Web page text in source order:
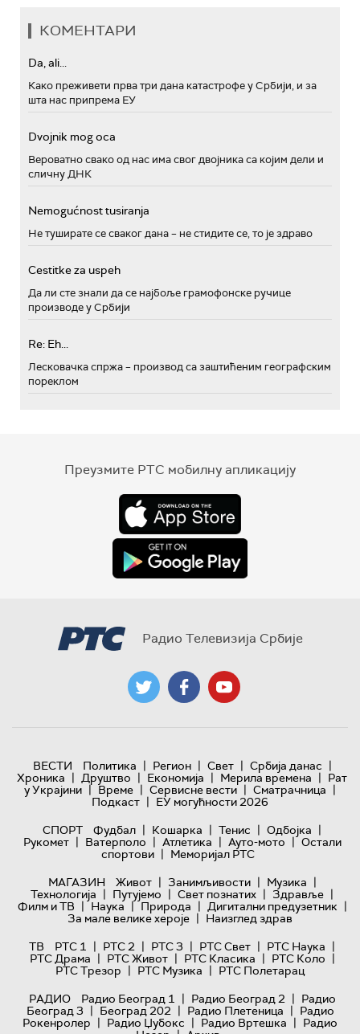
КОМЕНТАРИ
Da, ali...
Како преживети прва три дана катастрофе у Србији, и за
шта нас припрема ЕУ
Dvojnik mog oca
Вероватно свако од нас има свог двојника са којим дели и
сличну ДНК
Nemogućnost tusiranja
Не туширате се сваког дана – не стидите се, то је здраво
Cestitke za uspeh
Да ли сте знали да се најбоље грамофонске ручице
производе у Србији
Re: Eh...
Лесковачка спржа – производ са заштићеним географским
пореклом
Преузмите РТС мобилну апликацију
Радио Телевизија Србије
ВЕСТИ Политика | Регион | Свет | Србија данас |
Хроника | Друштво | Економија | Мерила времена | Рат
у Украјини | Време | Сервисне вести | Сматрачница |
Подкаст | ЕУ могућности 2026
СПОРТ
Фудбал | Кошарка | Тенис | Одбојка |
Рукомет | Ватерполо | Атлетика | Ауто-мото | Остали
спортови | Меморијал РТС
МАГАЗИН
Живот | Занимљивости | Музика |
Технологијa | Путујемо | Свет познатих | Здравље |
Филм и ТВ | Наука | Природа | Дигитални предузетник |
За мале велике хероје | Наизглед здрав
ТВ
РТС 1 | РТС 2 | РТС 3 | РТС Свет | РТС Наука |
РТС Драма | РТС Живот | РТС Класика | РТС Коло |
РТС Трезор | РТС Музика | РТС Полетарац
РАДИО
Радио Београд 1 | Радио Београд 2 | Радио
Београд 3 | Београд 202 | Радио Плетеница | Радио
Рокенролер | Радио Џубокс | Радио Вртешка | Радио